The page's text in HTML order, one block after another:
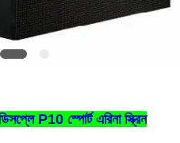
P10 স্পোর্ট এরিনা স্ক্রিন